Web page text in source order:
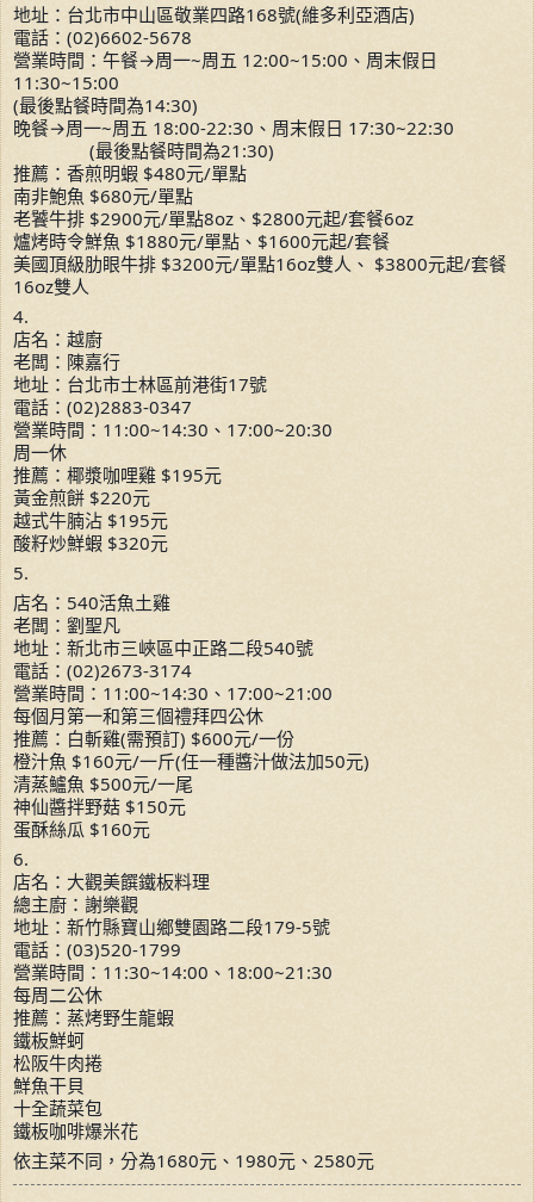
地址：台北市中山區敬業四路168號(維多利亞酒店)
電話：(02)6602-5678
營業時間：午餐→周一~周五 12:00~15:00、周末假日
11:30~15:00
(最後點餐時間為14:30)
晚餐→周一~周五 18:00-22:30、周末假日 17:30~22:30
(最後點餐時間為21:30)
推薦：香煎明蝦 $480元/單點
南非鮑魚 $680元/單點
老饕牛排 $2900元/單點8oz、$2800元起/套餐6oz
爐烤時令鮮魚 $1880元/單點、$1600元起/套餐
美國頂級肋眼牛排 $3200元/單點16oz雙人、 $3800元起/套餐
16oz雙人
4.
店名：越廚
老闆：陳嘉行
地址：台北市士林區前港街17號
電話：(02)2883-0347
營業時間：11:00~14:30、17:00~20:30
周一休
推薦：椰漿咖哩雞 $195元
黃金煎餅 $220元
越式牛腩沾 $195元
酸籽炒鮮蝦 $320元
5.
店名：540活魚土雞
老闆：劉聖凡
地址：新北市三峽區中正路二段540號
電話：(02)2673-3174
營業時間：11:00~14:30、17:00~21:00
每個月第一和第三個禮拜四公休
推薦：白斬雞(需預訂) $600元/一份
橙汁魚 $160元/一斤(任一種醬汁做法加50元)
清蒸鱸魚 $500元/一尾
神仙醬拌野菇 $150元
蛋酥絲瓜 $160元
6.
店名：大觀美饌鐵板料理
總主廚：謝樂觀
地址：新竹縣寶山鄉雙園路二段179-5號
電話：(03)520-1799
營業時間：11:30~14:00、18:00~21:30
每周二公休
推薦：蒸烤野生龍蝦
鐵板鮮蚵
松阪牛肉捲
鮮魚干貝
十全蔬菜包
鐵板咖啡爆米花
依主菜不同，分為1680元、1980元、2580元